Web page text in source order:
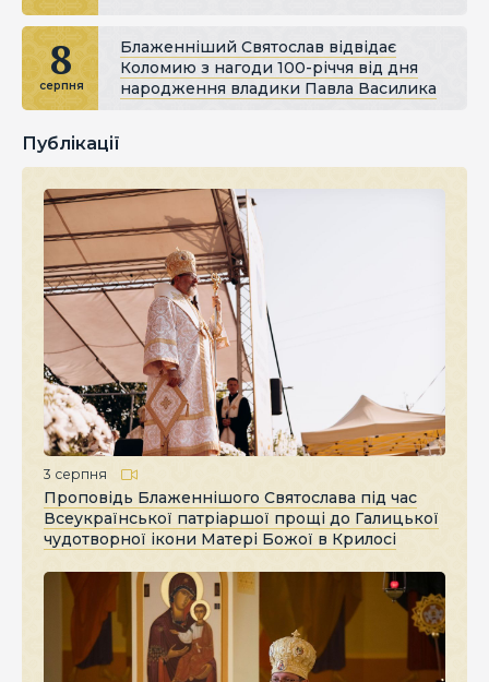
8
серпня
Блаженніший Святослав відвідає
Коломию з нагоди 100-річчя від дня
народження владики Павла Василика
Публікації
3 серпня
Проповідь Блаженнішого Святослава під час
Всеукраїнської патріаршої прощі до Галицької
чудотворної ікони Матері Божої в Крилосі